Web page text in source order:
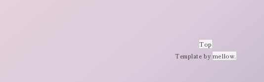
Top
Template by mellow.